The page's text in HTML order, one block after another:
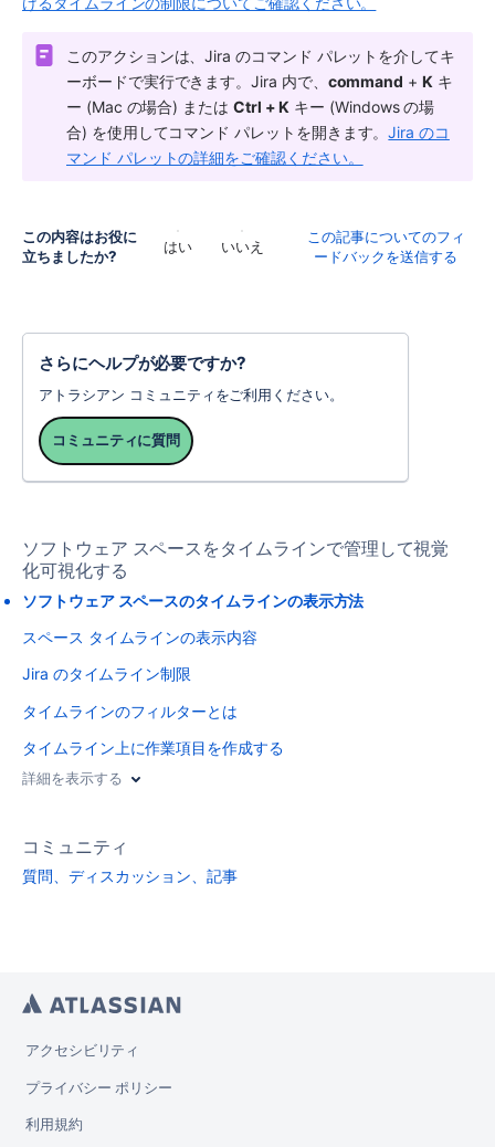
このアクションは、Jira のコマンド パレットを介してキ
ーボードで実行できます。Jira 内で、 command + K キ
ー (Mac の場合) または Ctrl + K キー (Windows の場
合) を使用してコマンド パレットを開きます。Jira のコ
マンド パレットの詳細をご確認ください。
この内容はお役に
立ちましたか?
はい いいえ
この記事についてのフィ
ードバックを送信する
さらにヘルプが必要ですか?
アトラシアン コミュニティをご利用ください。
コミュニティに質問
ソフトウェア スペースをタイムラインで管理して視覚
化可視化する
ソフトウェア スペースのタイムラインの表示方法
スペース タイムラインの表示内容
Jira のタイムライン制限
タイムラインのフィルターとは
タイムライン上に作業項目を作成する
詳細を表示する
コミュニティ
質問、ディスカッション、記事
アクセシビリティ
プライバシー ポリシー
利用規約